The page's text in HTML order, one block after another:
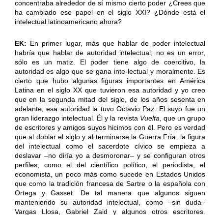
concentraba alrededor de sí mismo cierto poder ¿Crees que
ha cambiado ese papel en el siglo XXI? ¿Dónde está el
intelectual latinoamericano ahora?
EK: En primer lugar, más que hablar de poder intelectual
habría que hablar de autoridad intelectual; no es un error,
sólo es un matiz. El poder tiene algo de coercitivo, la
autoridad es algo que se gana inte-lectual y moralmente. Es
cierto que hubo algunas figuras importantes en América
Latina en el siglo XX que tuvieron esa autoridad y yo creo
que en la segunda mitad del siglo, de los años sesenta en
adelante, esa autoridad la tuvo Octavio Paz. El suyo fue un
gran liderazgo intelectual. Él y la revista Vuelta , que un grupo
de escritores y amigos suyos hicimos con él. Pero es verdad
que al doblar el siglo y al terminarse la Guerra Fría, la figura
del intelectual como el sacerdote cívico se empieza a
deslavar –no diría yo a desmoronar– y se configuran otros
perfiles, como el del científico político, el periodista, el
economista, un poco más como sucede en Estados Unidos
que como la tradición francesa de Sartre o la española con
Ortega y Gasset. De tal manera que algunos siguen
manteniendo su autoridad intelectual, como –sin duda–
Vargas Llosa, Gabriel Zaid y algunos otros escritores.